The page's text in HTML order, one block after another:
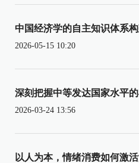
中国经济学的自主知识体系
2026-05-15 10:20
深刻把握中等发达国家水平
2026-03-24 13:56
以人为本，情绪消费如何激